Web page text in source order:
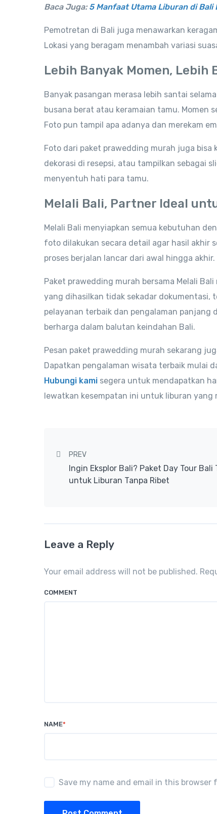
Baca Juga: 5 Manfaat Utama Liburan di Bali
Pemotretan di Bali juga menawarkan
Lokasi yang beragam menambah variasi
Lebih Banyak Momen, Lebih
Banyak pasangan merasa lebih santai
busana berat atau keramaian tamu. Momen
Foto pun tampil apa adanya dan merekam
Foto dari paket prawedding murah juga
dekorasi di resepsi, atau tampilkan sebagai
menyentuh hati para tamu.
Melali Bali, Partner Ideal
Melali Bali menyiapkan semua kebutuhan
foto dilakukan secara detail agar hasil akhir
proses berjalan lancar dari awal hingga akhir.
Paket prawedding murah bersama Melali
yang dihasilkan tidak sekadar dokumentasi,
pelayanan terbaik dan pengalaman panjang
berharga dalam balutan keindahan Bali.
Pesan paket prawedding murah sekarang
Dapatkan pengalaman wisata terbaik mulai
Hubungi kami segera untuk mendapatkan
lewatkan kesempatan ini untuk liburan yang
Post navigation
PREV
Ingin Eksplor Bali? Paket Day Tour Bali
untuk Liburan Tanpa Ribet
Leave a Reply
Your email address will not be published.
COMMENT
NAME*
Save my name and email in this